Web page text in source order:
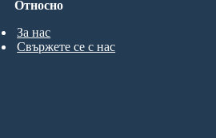
Относно
За нас
Свържете се с нас